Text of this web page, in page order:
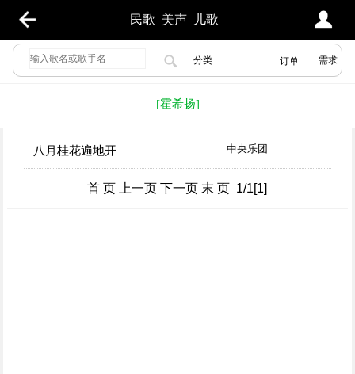
民歌 美声 儿歌
分类 需求
订单
[霍希扬]
八月桂花遍地开 中央乐团
首 页 上一页 下一页 末 页 1/1[1]